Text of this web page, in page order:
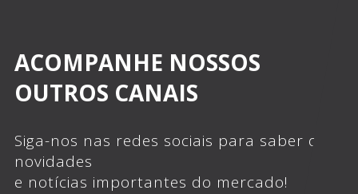
ACOMPANHE NOSSOS
OUTROS CANAIS
Siga-nos nas redes sociais para saber das
novidades
e notícias importantes do mercado!